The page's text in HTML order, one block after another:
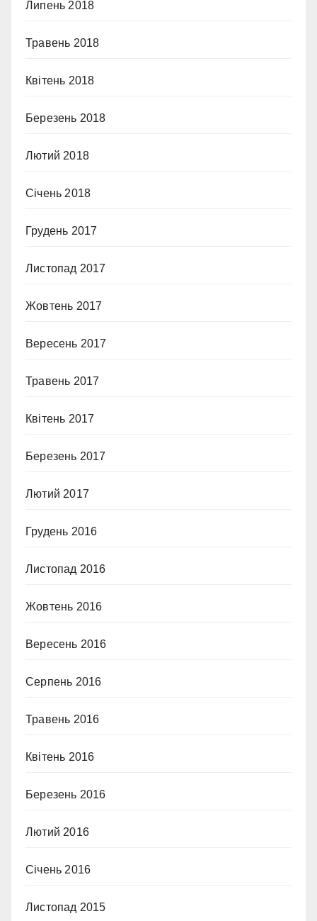
Липень 2018
Травень 2018
Квітень 2018
Березень 2018
Лютий 2018
Січень 2018
Грудень 2017
Листопад 2017
Жовтень 2017
Вересень 2017
Травень 2017
Квітень 2017
Березень 2017
Лютий 2017
Грудень 2016
Листопад 2016
Жовтень 2016
Вересень 2016
Серпень 2016
Травень 2016
Квітень 2016
Березень 2016
Лютий 2016
Січень 2016
Листопад 2015